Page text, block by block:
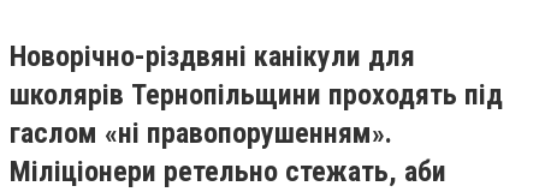
Новорічно-різдвяні канікули для
школярів Тернопільщини проходять під
гаслом «ні правопорушенням».
Міліціонери ретельно стежать, аби